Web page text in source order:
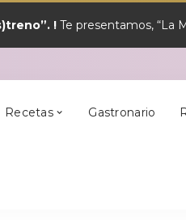
! Te presentamos, “La
Recetas Gastronario
Los Mejores
Postres
Alcántara